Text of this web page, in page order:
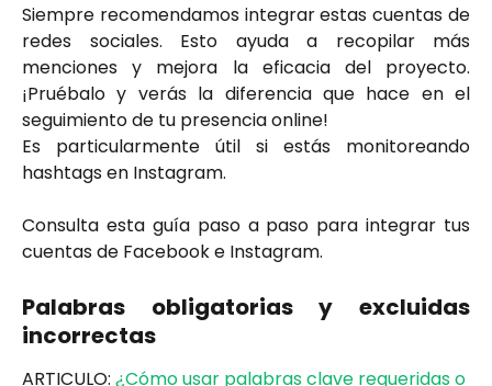
Siempre recomendamos integrar estas cuentas de
redes sociales. Esto ayuda a recopilar más
menciones y mejora la eficacia del proyecto.
¡Pruébalo y verás la diferencia que hace en el
seguimiento de tu presencia online!
Es particularmente útil si estás monitoreando
hashtags en Instagram.
Consulta esta guía paso a paso para integrar tus
cuentas de Facebook e Instagram.
Palabras obligatorias y excluidas
incorrectas
ARTICULO: ¿Cómo usar palabras clave requeridas o